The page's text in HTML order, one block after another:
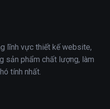
lĩnh vực thiết kế website,
sản phẩm chất lượng, làm
tính nhất.